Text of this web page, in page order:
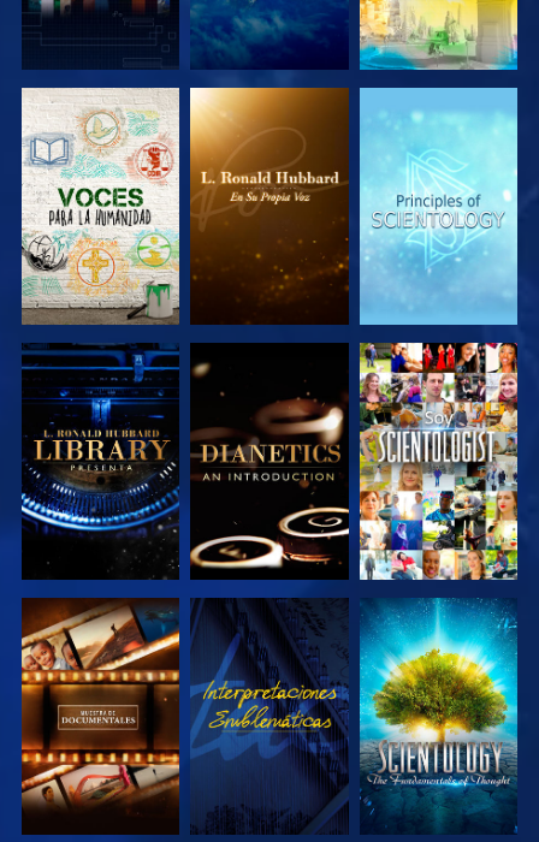
EXPLORA LAS
SERIES
EXPLORA LAS
SERIES
EXPLORA LAS
SERIES
EXPLORA LAS
SERIES
EXPLORA LAS
SERIES
VE
EXPLORA LAS
SERIES
VE
EXPLORA LAS
SERIES